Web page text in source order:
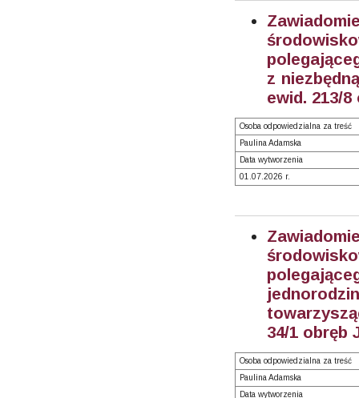
z
ewid. 213/
Osoba odpowiedzialna za treść
Paulina Adamska
Data wytworzenia
01.07.2026 r.
34/1 obręb
Osoba odpowiedzialna za treść
Paulina Adamska
Data wytworzenia